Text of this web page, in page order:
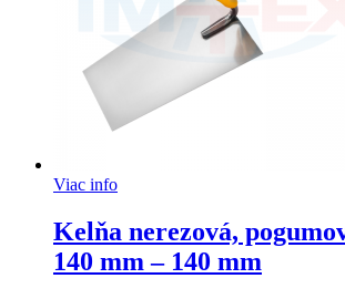
Viac info
Kelňa nerezová,
140 mm – 140 mm